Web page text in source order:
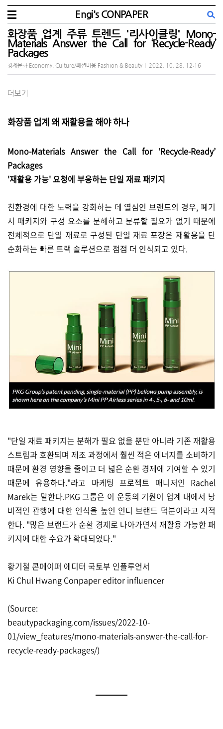
Engi's CONPAPER
화장품 업계 주류 트렌드 '리사이클링' Mono-
Materials Answer the Call for ‘Recycle-Ready’
Packages
경제문화 Economy, Culture/패션미용 Fashion & Beauty 2022. 10. 28. 12:16
더보기
화장품 업계 왜 재활용을 해야 하나
Mono-Materials Answer the Call for ‘Recycle-Ready’
Packages
'재활용 가능' 요청에 부응하는 단일 재료 패키지
친환경에 대한 노력을 강화하는 데 열심인 브랜드의 경우, 폐기
시 패키지와 구성 요소를 분해하고 분류할 필요가 없기 때문에
전체적으로 단일 재료로 구성된 단일 재료 포장은 재활용을 단
순화하는 빠른 트랙 솔루션으로 점점 더 인식되고 있다.
"단일 재료 패키지는 분해가 필요 없을 뿐만 아니라 기존 재활용
스트림과 호환되며 제조 과정에서 훨씬 적은 에너지를 소비하기
때문에 환경 영향을 줄이고 더 넓은 순환 경제에 기여할 수 있기
때문에 유용하다."라고 마케팅 프로젝트 매니저인 Rachel
Marek는 말한다.PKG 그룹은 이 운동의 기원이 업계 내에서 낭
비적인 관행에 대한 인식을 높인 인디 브랜드 덕분이라고 지적
한다. "많은 브랜드가 순환 경제로 나아가면서 재활용 가능한 패
키지에 대한 수요가 확대되었다."
황기철 콘페이퍼 에디터 국토부 인플루언서
Ki Chul Hwang Conpaper editor influencer
(Source:
beautypackaging.com/issues/2022-10-
01/view_features/mono-materials-answer-the-call-for-
recycle-ready-packages/)